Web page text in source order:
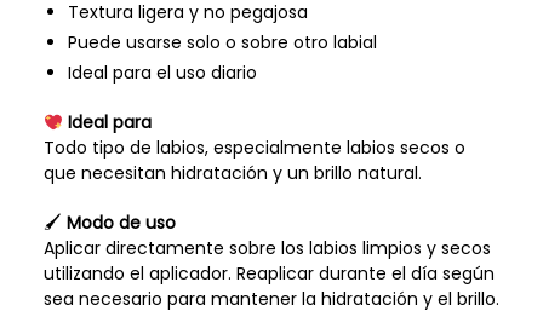
Textura ligera y no pegajosa
Puede usarse solo o sobre otro labial
Ideal para el uso diario
Ideal para
Todo tipo de labios, especialmente labios secos o
que necesitan hidratación y un brillo natural.
🖌 Modo de uso
Aplicar directamente sobre los labios limpios y secos
utilizando el aplicador. Reaplicar durante el día según
sea necesario para mantener la hidratación y el brillo.